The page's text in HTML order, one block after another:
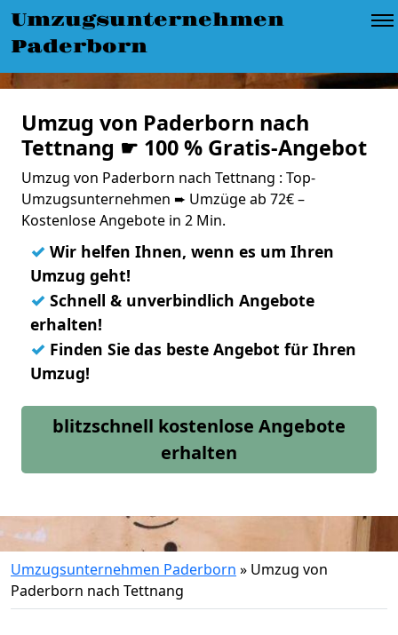
Umzugsunternehmen
Paderborn
Umzug von Paderborn nach
Tettnang ☛ 100 % Gratis-Angebot
Umzug von Paderborn nach Tettnang : Top-
Umzugsunternehmen ➨ Umzüge ab 72€ –
Kostenlose Angebote in 2 Min.
✓ Wir helfen Ihnen, wenn es um Ihren
Umzug geht!
✓ Schnell & unverbindlich Angebote
erhalten!
✓ Finden Sie das beste Angebot für Ihren
Umzug!
blitzschnell kostenlose Angebote
erhalten
Umzugsunternehmen Paderborn » Umzug von
Paderborn nach Tettnang